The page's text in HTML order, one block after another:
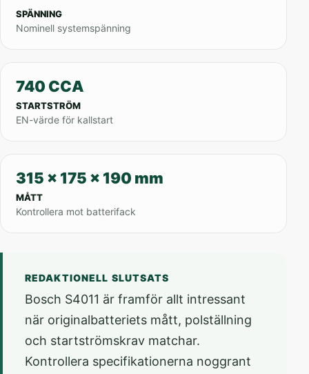
SPÄNNING
Nominell systemspänning
740 CCA
STARTSTRÖM
EN-värde för kallstart
315 x 175 x 190 mm
MÅTT
Kontrollera mot batterifack
REDAKTIONELL SLUTSATS
Bosch S4011 är framför allt intressant
när originalbatteriets mått, polställning
och startströmskrav matchar.
Kontrollera specifikationerna noggrant